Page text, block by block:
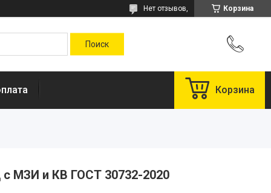
Корзина
Нет отзывов,
Корзина
МЗИ и КВ ГОСТ 30732-2020